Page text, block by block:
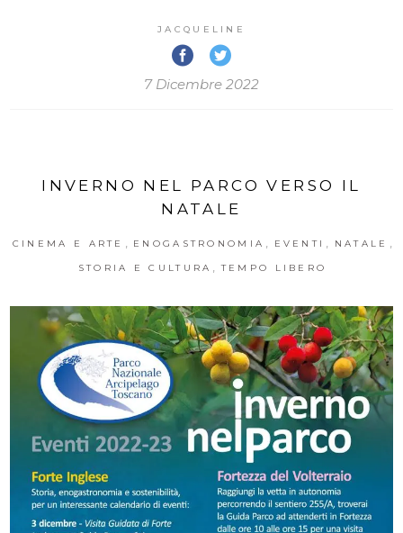
JACQUELINE
7 Dicembre 2022
INVERNO NEL PARCO VERSO IL
NATALE
CINEMA E ARTE , ENOGASTRONOMIA , EVENTI , NATALE ,
STORIA E CULTURA , TEMPO LIBERO